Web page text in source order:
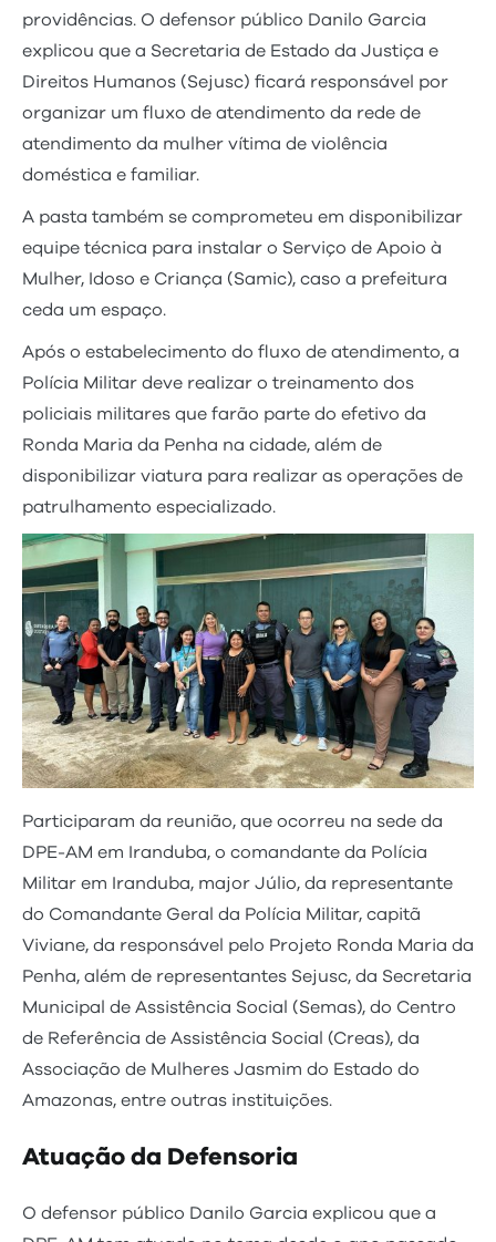
providências. O defensor público Danilo Garcia
explicou que a Secretaria de Estado da Justiça e
Direitos Humanos (Sejusc) ficará responsável por
organizar um fluxo de atendimento da rede de
atendimento da mulher vítima de violência
doméstica e familiar.
A pasta também se comprometeu em disponibilizar
equipe técnica para instalar o Serviço de Apoio à
Mulher, Idoso e Criança (Samic), caso a prefeitura
ceda um espaço.
Após o estabelecimento do fluxo de atendimento, a
Polícia Militar deve realizar o treinamento dos
policiais militares que farão parte do efetivo da
Ronda Maria da Penha na cidade, além de
disponibilizar viatura para realizar as operações de
patrulhamento especializado.
Participaram da reunião, que ocorreu na sede da
DPE-AM em Iranduba, o comandante da Polícia
Militar em Iranduba, major Júlio, da representante
do Comandante Geral da Polícia Militar, capitã
Viviane, da responsável pelo Projeto Ronda Maria da
Penha, além de representantes Sejusc, da Secretaria
Municipal de Assistência Social (Semas), do Centro
de Referência de Assistência Social (Creas), da
Associação de Mulheres Jasmim do Estado do
Amazonas, entre outras instituições.
Atuação da Defensoria
O defensor público Danilo Garcia explicou que a